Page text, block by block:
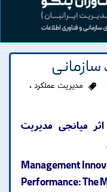
مدیریت عملکرد ،
میانجی مدیریت
Management
Performance: The